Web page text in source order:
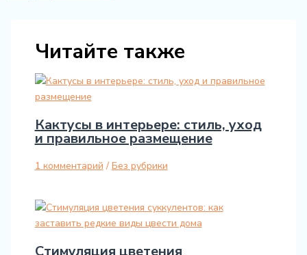
Читайте также
Кактусы в интерьере: стиль, уход
и правильное размещение
1 комментарий / Без рубрики
Стимуляция цветения